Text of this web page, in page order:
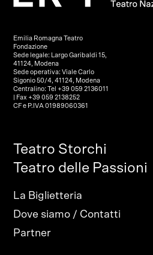
Emilia Romagna Teatro
Fondazione
Sede legale: Largo Garibaldi 15,
41124, Modena
Sede operativa: Viale Carlo
Sigonio 50/4, 41124, Modena
Centralino: Tel +39 059 2136011
| Fax +39 059 2138252
CF e P.IVA 01989060361
Teatro Storchi
Teatro delle Passioni
La Biglietteria
Dove siamo / Contatti
Partner